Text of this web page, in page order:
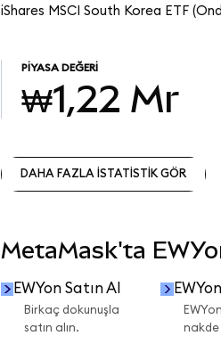
iShares MSCI South Korea ETF
PIYASA DEĞERI
₩1,22 Mr
DAHA FAZLA İSTATİSTİK GÖR
MetaMask'ta
EWYon Satın Al
Birkaç dokunuşla
satın alın.
nakde